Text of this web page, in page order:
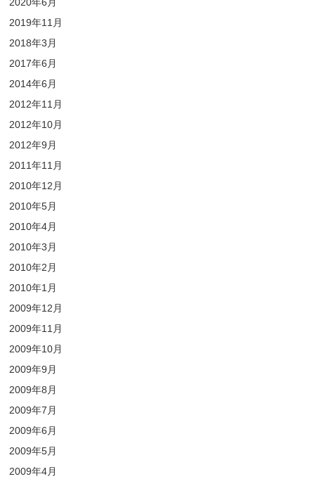
2019年11月
2018年3月
2017年6月
2014年6月
2012年11月
2012年10月
2012年9月
2011年11月
2010年12月
2010年5月
2010年4月
2010年3月
2010年2月
2010年1月
2009年12月
2009年11月
2009年10月
2009年9月
2009年8月
2009年7月
2009年6月
2009年5月
2009年4月